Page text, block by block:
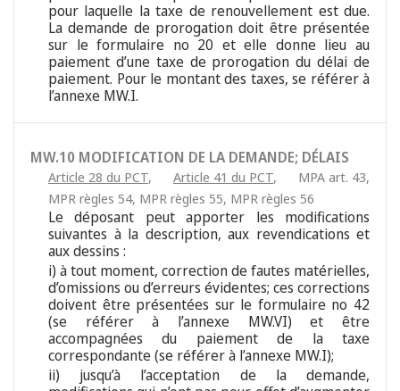
pour laquelle la taxe de renouvellement est due.
La demande de prorogation doit être présentée
sur le formulaire no 20 et elle donne lieu au
paiement d’une taxe de prorogation du délai de
paiement. Pour le montant des taxes, se référer à
l’annexe MW.I.
MW.10 MODIFICATION DE LA DEMANDE; DÉLAIS
Article 28 du PCT, Article 41 du PCT, MPA art. 43,
MPR règles 54, MPR règles 55, MPR règles 56
Le déposant peut apporter les modifications
suivantes à la description, aux revendications et
aux dessins :
i) à tout moment, correction de fautes matérielles,
d’omissions ou d’erreurs évidentes; ces corrections
doivent être présentées sur le formulaire no 42
(se référer à l’annexe MW.VI) et être
accompagnées du paiement de la taxe
correspondante (se référer à l’annexe MW.I);
ii) jusqu’à l’acceptation de la demande,